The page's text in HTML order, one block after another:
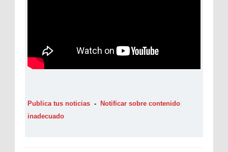
Publica tus noticias - Notificar sobre contenido
inadecuado